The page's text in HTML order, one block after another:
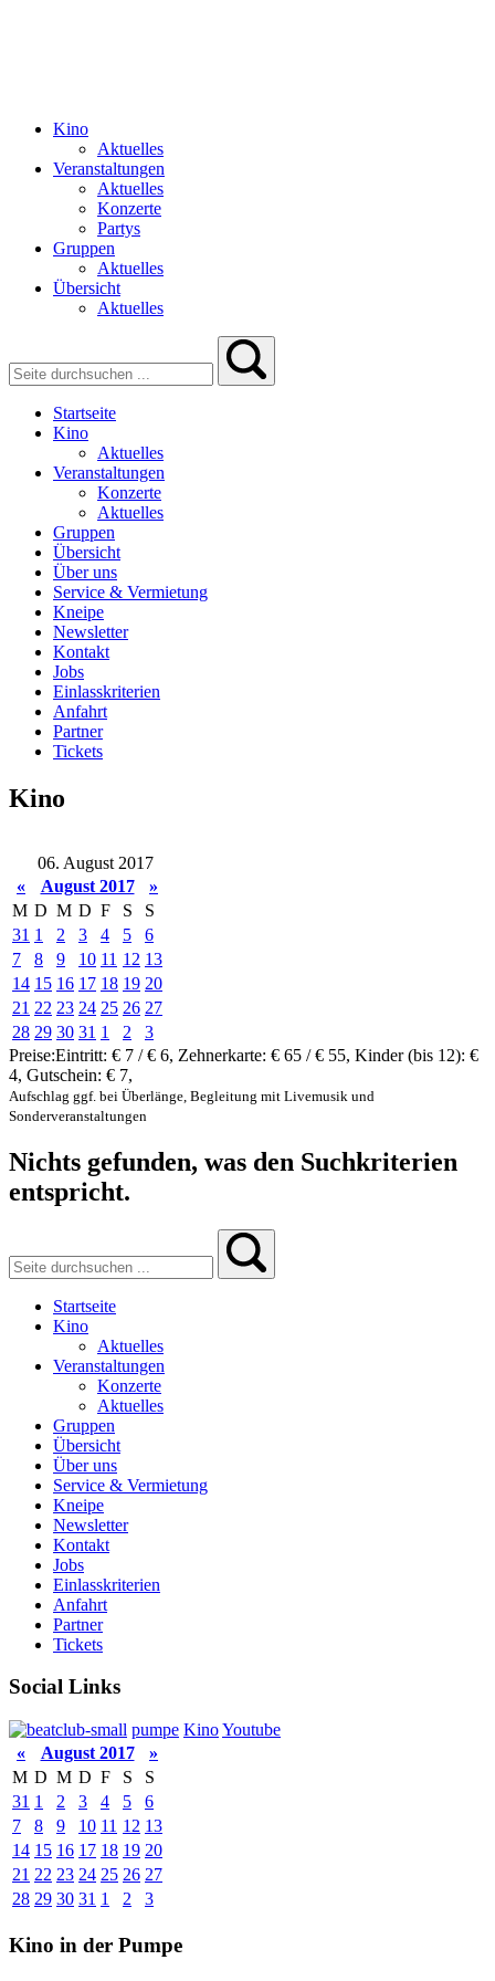
Kino
Aktuelles
Veranstaltungen
Aktuelles
Konzerte
Partys
Gruppen
Aktuelles
Übersicht
Aktuelles
Startseite
Kino
Aktuelles
Veranstaltungen
Konzerte
Aktuelles
Gruppen
Übersicht
Über uns
Service & Vermietung
Kneipe
Newsletter
Kontakt
Jobs
Einlasskriterien
Anfahrt
Partner
Tickets
Kino
06. August 2017
«
August 2017
»
M D M D F S
S
31 1 2 3 4 5
6
7
8 9 10 11 12 13
14 15 16 17 18 19 20
21 22 23 24 25 26 27
28 29 30 31 1 2
3
Preise:Eintritt: € 7 / € 6, Zehnerkarte: € 65 / € 55, Kinder (bis 12): €
4, Gutschein: € 7,
Aufschlag ggf. bei Überlänge, Begleitung mit Livemusik und
Sonderveranstaltungen
Nichts gefunden, was den Suchkriterien
entspricht.
Startseite
Kino
Aktuelles
Veranstaltungen
Konzerte
Aktuelles
Gruppen
Übersicht
Über uns
Service & Vermietung
Kneipe
Newsletter
Kontakt
Jobs
Einlasskriterien
Anfahrt
Partner
Tickets
Social Links
pumpe KinoYoutube
«
August 2017
»
M D M D F S
S
31 1 2 3 4 5
6
7
8 9 10 11 12 13
14 15 16 17 18 19 20
21 22 23 24 25 26 27
28 29 30 31 1 2 3
Kino in der Pumpe